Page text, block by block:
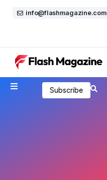
info@flashmagazine.com
Subscribe